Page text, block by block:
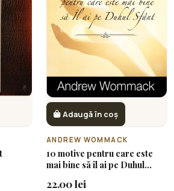
Adaugă în coș
ANDREW WOMMACK
10 motive pentru care este
mai bine să îl ai pe Duhul
22.00 lei